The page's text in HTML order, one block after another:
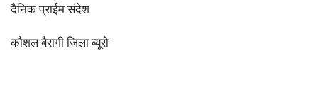
दैनिक प्राईम संदेश
कौशल बैरागी जिला ब्यूरो